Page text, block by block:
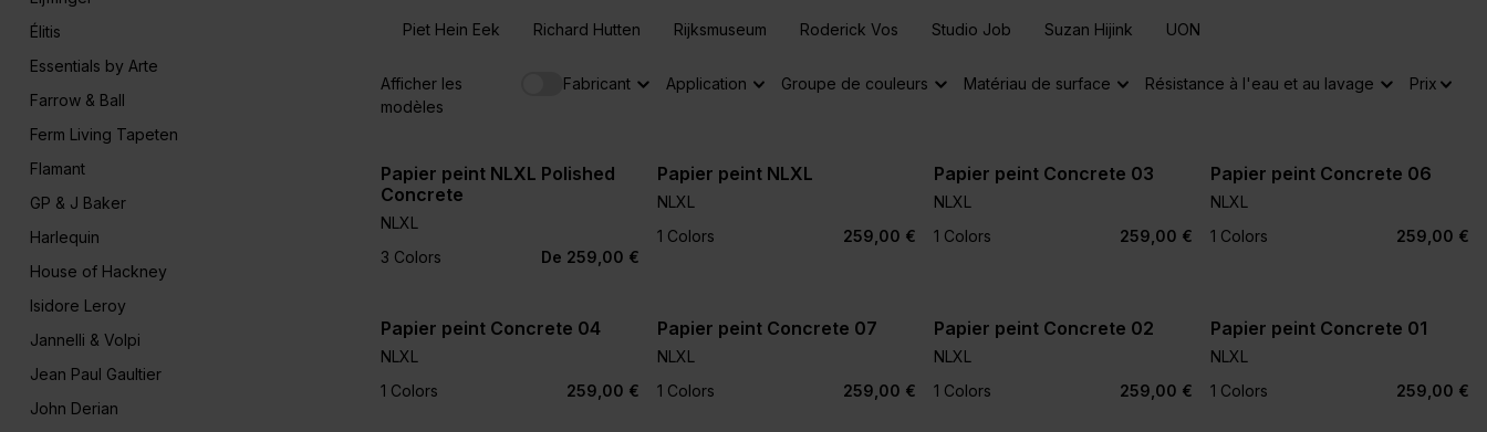
Élitis
Essentials by Arte
Farrow & Ball
Ferm Living Tapeten
Flamant
GP & J Baker
Harlequin
House of Hackney
Isidore Leroy
Jannelli & Volpi
Jean Paul Gaultier
John Derian
Piet Hein Eek Richard Hutten Rijksmuseum Roderick Vos Studio Job Suzan Hijink UON
Afficher les
modèles
Fabricant Application Groupe de couleurs Matériau de surface Résistance à l'eau et au lavage Prix
Papier peint NLXL Polished
Concrete
NLXL
3 Colors
De 259,00 €
Papier peint NLXL
NLXL
1 Colors
259,00 €
Papier peint Concrete 03
NLXL
1 Colors
259,00 €
Papier peint Concrete 06
NLXL
1 Colors
259,00 €
Papier peint Concrete 04
NLXL
1 Colors
259,00 €
Papier peint Concrete 07
NLXL
1 Colors
259,00 €
Papier peint Concrete 02
NLXL
1 Colors
259,00 €
Papier peint Concrete 01
NLXL
1 Colors
259,00 €